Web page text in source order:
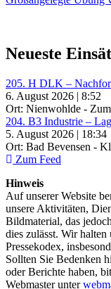
Neueste
205. H DLK –
6. August 2026 | 8:52
Ort: Nienwohlde -
204. B3 Industrie –
5. August 2026 | 18:34
Ort: Bad Bevensen -
Zum Feed
Hinweis
Auf unserer Website
unsere Aktivitäten,
Bildmaterial, das
dies zulässt. Wir
Pressekodex,
Sollten Sie Bedenken
oder Berichte haben,
Webmaster unter